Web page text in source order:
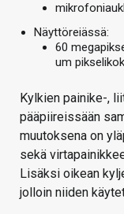
Näyttöreiässä:
60
um
Kylkien painike-,
pääpiireissään
muutoksena on
sekä
Lisäksi oikean
jolloin niiden